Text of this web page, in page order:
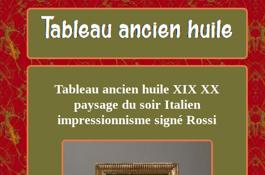
Tableau ancien huile XIX XX
paysage du soir Italien
impressionnisme signé Rossi